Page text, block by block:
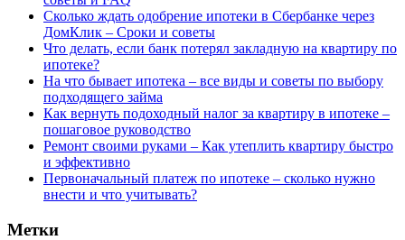
Сколько ждать одобрение ипотеки в Сбербанке через
ДомКлик – Сроки и советы
Что делать, если банк потерял закладную на квартиру по
ипотеке?
На что бывает ипотека – все виды и советы по выбору
подходящего займа
Как вернуть подоходный налог за квартиру в ипотеке –
пошаговое руководство
Ремонт своими руками – Как утеплить квартиру быстро
и эффективно
Первоначальный платеж по ипотеке – сколько нужно
внести и что учитывать?
Метки